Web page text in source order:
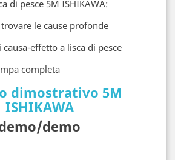
di pesce 5M ISHIKAWA:
le cause profonde
effetto a lisca di pesce
completa
dimostrativo 5M
ISHIKAWA
demo